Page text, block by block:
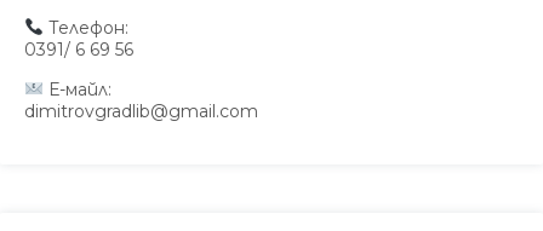
Телефон:
0391/ 6 69 56
Е-майл:
dimitrovgradlib@gmail.com